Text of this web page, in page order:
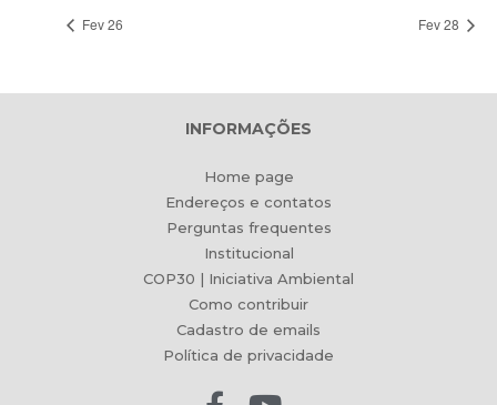
Fev 26 Fev 28
INFORMAÇÕES
Home page
Endereços e contatos
Perguntas frequentes
Institucional
COP30 | Iniciativa Ambiental
Como contribuir
Cadastro de emails
Política de privacidade